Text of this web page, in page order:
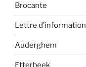
Brocante
Lettre d’information
Auderghem
Etterbeek